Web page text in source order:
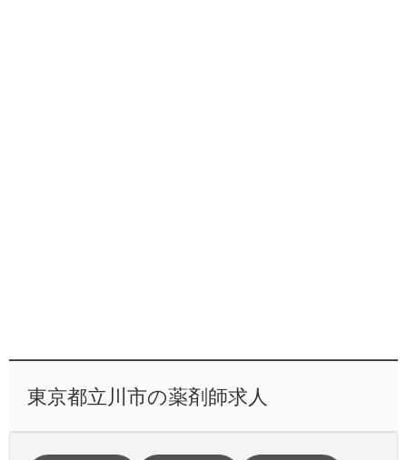
東京都立川市の薬剤師求人